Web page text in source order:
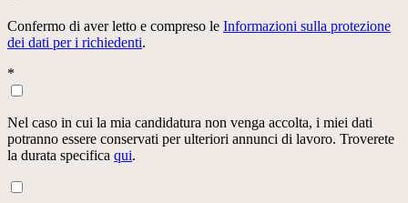
Confermo di aver letto e compreso le Informazioni sulla protezione
dei dati per i richiedenti.
*
Nel caso in cui la mia candidatura non venga accolta, i miei dati
potranno essere conservati per ulteriori annunci di lavoro. Troverete
la durata specifica qui.